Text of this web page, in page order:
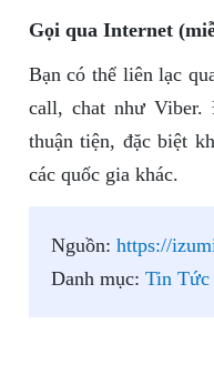
Gọi qua Internet
Bạn có thể liên lạc
call, chat như
thuận tiện, đặc biệt
các quốc gia khác.
Nguồn: https://
Danh mục: Tin Tức